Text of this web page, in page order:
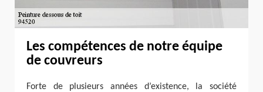
Les compétences de notre équipe
de couvreurs
Forte de plusieurs années d’existence, la société